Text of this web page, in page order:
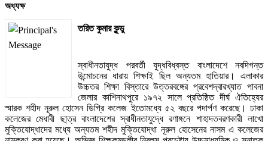
অধ্যক্ষ
তরিত কুমার কুন্ডু
স্বাধীনতাযুদ্ধ পরবর্তী যুদ্ধবিধ্বস্ত বাংলাদেশে নবদিগন্ত
উন্মোচনের ধারায় শিক্ষাই ছিল অন্যতম হাতিয়ার। এলাকার
উচ্চতর শিক্ষা বিস্তারে উত্তরবঙ্গের প্রবেশদ্বারখ্যাত পাবনা
জেলার কাশিনাথপুরে ১৯৭২ সালে প্রতিষ্ঠিত দীর্ঘ ঐতিহ্যের
স্মারক শহীদ নূরুল হোসেন ডিগ্রি কলেজ ইতোমধ্যে ৫২ বছরে পদার্পণ করেছে। ঢাকা
কলেজের মেধাবী ছা্ত্র বাংলাদেশের স্বাধীনতাযুদ্ধে রণাঙ্গনে শাহাদতবরণকারী লাখো
মুক্তিযোদ্ধাদের মধ্যে অন্যতম শহীদ মুক্তিযোদ্ধা নূরুল হোসেনের নাসম এ কলেজের